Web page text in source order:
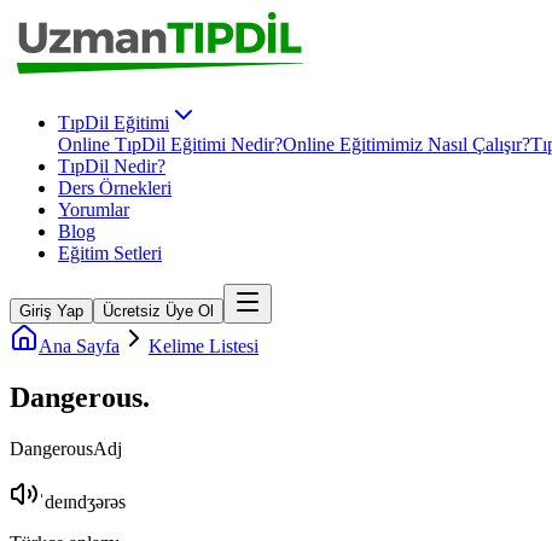
TıpDil Eğitimi
Online TıpDil Eğitimi Nedir?Online Eğitimimiz Nasıl Çalışır?
TıpDil Nedir?
Ders Örnekleri
Yorumlar
Blog
Eğitim Setleri
Giriş Yap Ücretsiz Üye Ol
Ana Sayfa Kelime Listesi
Dangerous.
DangerousAdj
ˈdeɪndʒərəs